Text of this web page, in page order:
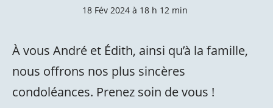
18 Fév 2024 à 18 h 12 min
À vous André et Édith, ainsi qu’à la famille,
nous offrons nos plus sincères
condoléances. Prenez soin de vous !